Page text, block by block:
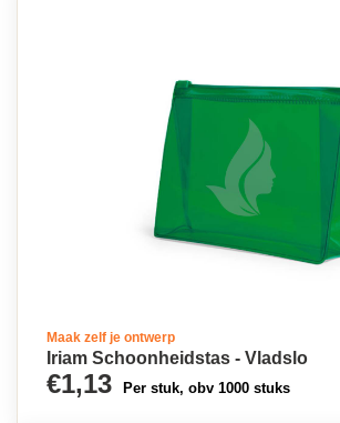
Maak zelf je ontwerp
Iriam Schoonheidstas - Vladslo
€1,13 Per stuk, obv 1000 stuks